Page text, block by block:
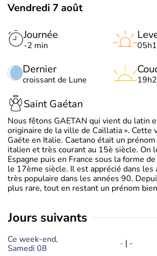
Vendredi 7 août
Journée
-2 min
Dernier
croissant de Lune
Saint Gaétan
Nous fêtons GAETAN qui vient du latin
originaire de la ville de Caillatia ». Cette
Gaëte en Italie. Caetano était un
italien et très courant au 15è siècle. On
Espagne puis en France sous la forme
le 17ème siècle. Il est apprécié dans les
très populaire dans les années 90.
plus rare, tout en restant un prénom
jours suivants
Ce week-end,
Samedi 08
- | -